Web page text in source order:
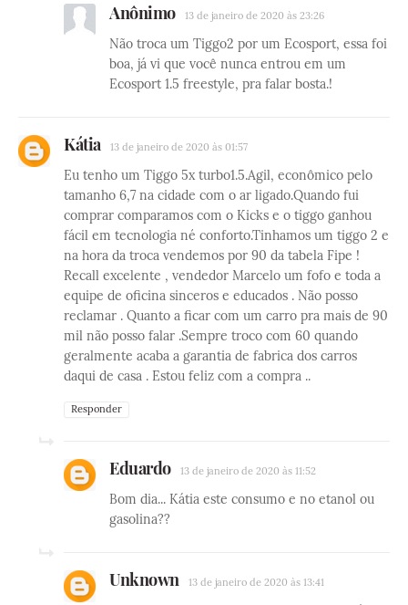
Anônimo 13 de janeiro de 2020 às 23:26
Não troca um Tiggo2 por um Ecosport, essa foi
boa, já vi que você nunca entrou em um
Ecosport 1.5 freestyle, pra falar bosta.!
Kátia 13 de janeiro de 2020 às 01:57
Eu tenho um Tiggo 5x turbo1.5.Agil, econômico pelo
tamanho 6,7 na cidade com o ar ligado.Quando fui
comprar comparamos com o Kicks e o tiggo ganhou
fácil em tecnologia né conforto.Tinhamos um tiggo 2 e
na hora da troca vendemos por 90 da tabela Fipe !
Recall excelente , vendedor Marcelo um fofo e toda a
equipe de oficina sinceros e educados . Não posso
reclamar . Quanto a ficar com um carro pra mais de 90
mil não posso falar .Sempre troco com 60 quando
geralmente acaba a garantia de fabrica dos carros
daqui de casa . Estou feliz com a compra ..
Responder
Eduardo 13 de janeiro de 2020 às 11:52
Bom dia... Kátia este consumo e no etanol ou
gasolina??
Unknown 13 de janeiro de 2020 às 13:41